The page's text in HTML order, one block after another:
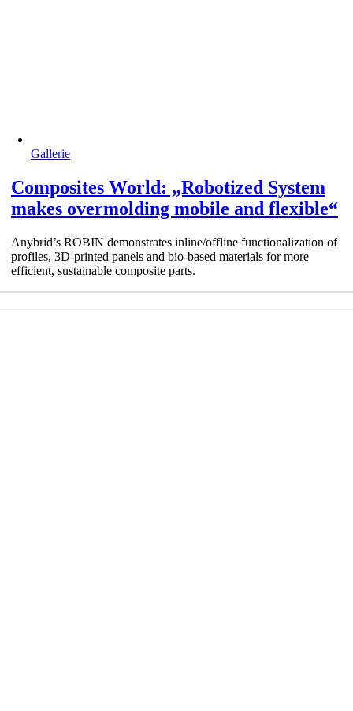
Gallerie
Composites World: „Robotized System
makes overmolding mobile and flexible“
Anybrid’s ROBIN demonstrates inline/offline functionalization of
profiles, 3D-printed panels and bio-based materials for more
efficient, sustainable composite parts.